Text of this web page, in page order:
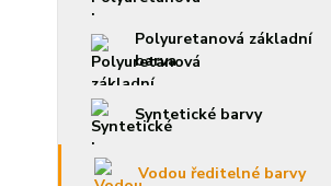
Polyuretanová základní
barva
Syntetické barvy
Vodou ředitelné barvy